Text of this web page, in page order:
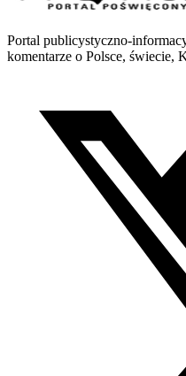
Portal publicystyczno-
komentarze o Polsce, świecie,